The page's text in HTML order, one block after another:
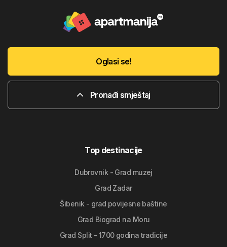
Oglasi se!
Pronađi smještaj
Top destinacije
Dubrovnik - Grad muzej
Grad Zadar
Šibenik - grad povijesne baštine
Grad Biograd na Moru
Grad Split - 1700 godina tradicije